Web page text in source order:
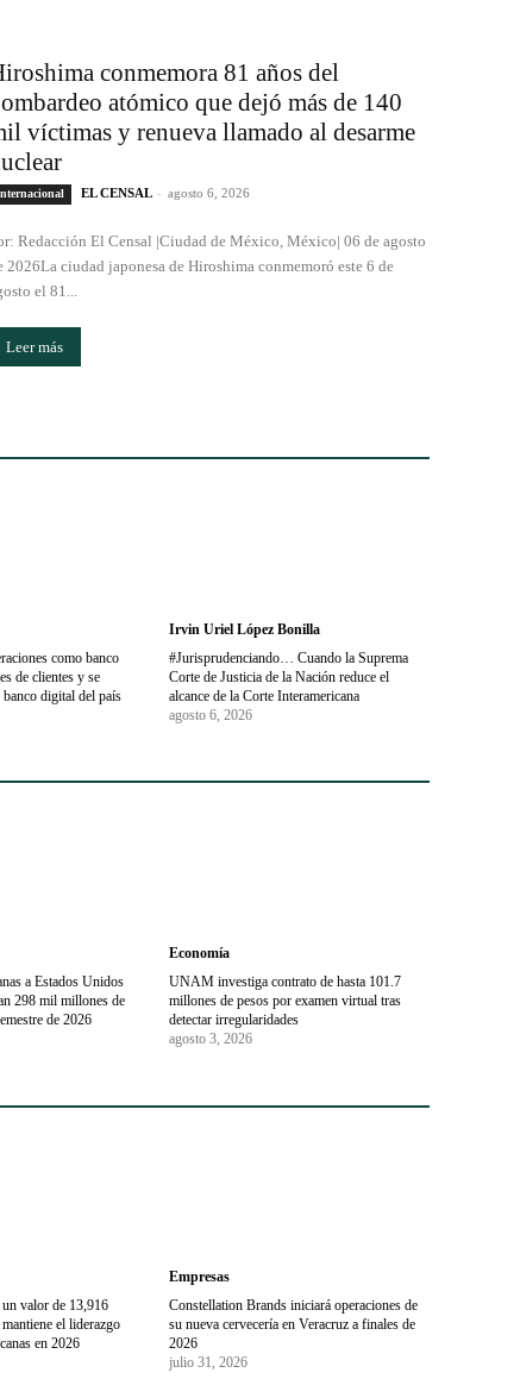
conmemora 81 años del
atómico que dejó más de 140
víctimas y renueva llamado al desarme
EL CENSAL - agosto 6, 2026
Redacción El Censal |Ciudad de México, México| 06 de agosto
2026La ciudad japonesa de Hiroshima conmemoró este 6 de
el 81...
Leer más
como banco
de clientes y se
digital del país
Irvin Uriel López Bonilla
#Jurisprudenciando… Cuando la Suprema
Corte de Justicia de la Nación reduce el
alcance de la Corte Interamericana
agosto 6, 2026
a Estados Unidos
298 mil millones de
de 2026
Economía
UNAM investiga contrato de hasta 101.7
millones de pesos por examen virtual tras
detectar irregularidades
agosto 3, 2026
valor de 13,916
el liderazgo
en 2026
Empresas
Constellation Brands iniciará operaciones de
su nueva cervecería en Veracruz a finales de
2026
julio 31, 2026